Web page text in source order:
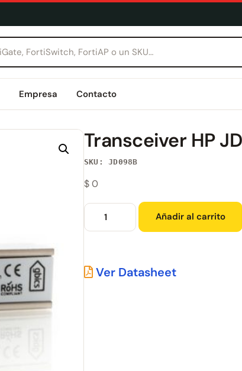
Empresa Contacto
Transceiver HP
SKU: JD098B
$0
Añadir al carrito
Ver Datasheet